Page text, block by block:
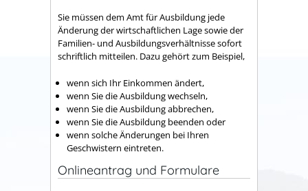
Sie müssen dem Amt für Ausbildung jede
Änderung der wirtschaftlichen Lage sowie der
Familien- und Ausbildungsverhältnisse sofort
schriftlich mitteilen. Dazu gehört zum Beispiel,
wenn sich Ihr Einkommen ändert,
wenn Sie die Ausbildung wechseln,
wenn Sie die Ausbildung abbrechen,
wenn Sie die Ausbildung beenden oder
wenn solche Änderungen bei Ihren
Geschwistern eintreten.
Onlineantrag und Formulare